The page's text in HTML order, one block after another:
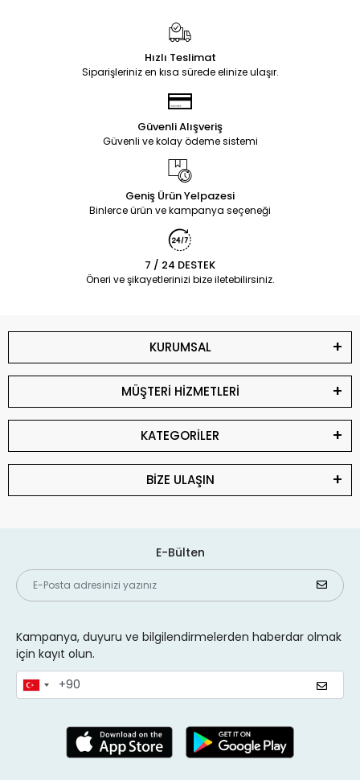
Hızlı Teslimat
Siparişleriniz en kısa sürede elinize ulaşır.
Güvenli Alışveriş
Güvenli ve kolay ödeme sistemi
Geniş Ürün Yelpazesi
Binlerce ürün ve kampanya seçeneği
7 / 24 DESTEK
Öneri ve şikayetlerinizi bize iletebilirsiniz.
KURUMSAL
MÜŞTERİ HİZMETLERİ
KATEGORİLER
BİZE ULAŞIN
E-Bülten
Kampanya, duyuru ve bilgilendirmelerden haberdar olmak
için kayıt olun.